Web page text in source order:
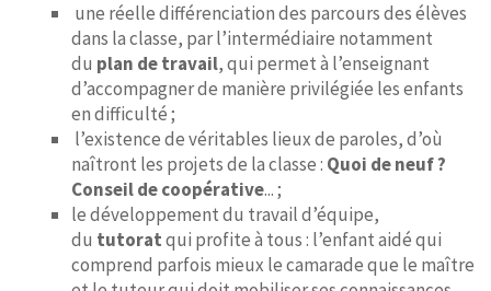
une réelle différenciation des parcours des élèves
dans la classe, par l’intermédiaire notamment
du plan de travail, qui permet à l’enseignant
d’accompagner de manière privilégiée les enfants
en difficulté ;
l’existence de véritables lieux de paroles, d’où
naîtront les projets de la classe : Quoi de neuf ?
Conseil de coopérative... ;
le développement du travail d’équipe,
du tutoratqui profite à tous : l’enfant aidé qui
comprend parfois mieux le camarade que le maître